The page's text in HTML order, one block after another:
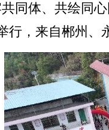
同体、共绘同
，来自郴州、